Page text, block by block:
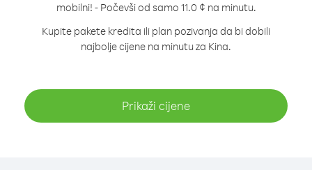
mobilni! - Počevši od samo 11.0 ¢ na minutu.
Kupite pakete kredita ili plan pozivanja da bi dobili
najbolje cijene na minutu za Kina.
Prikaži cijene